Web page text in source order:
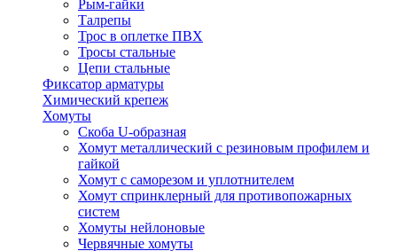
Рым-гайки
Талрепы
Трос в оплетке ПВХ
Тросы стальные
Цепи стальные
Фиксатор арматуры
Химический крепеж
Хомуты
Скоба U-образная
Хомут металлический с резиновым профилем и
гайкой
Хомут с саморезом и уплотнителем
Хомут спринклерный для противопожарных
систем
Хомуты нейлоновые
Червячные хомуты